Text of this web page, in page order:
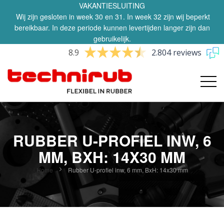
VAKANTIESLUITING
Wij zijn gesloten in week 30 en 31. In week 32 zijn wij beperkt
bereikbaar. In deze periode kunnen levertijden langer zijn dan
gebruikelijk.
8.9 2.804 reviews
RUBBER U-PROFIEL INW, 6
MM, BXH: 14X30 MM
Home Rubber U-profiel inw, 6 mm, BxH: 14x30 mm